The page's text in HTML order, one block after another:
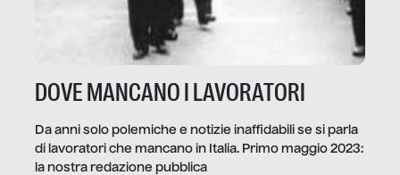
DOVE MANCANO I LAVORATORI
Da anni solo polemiche e notizie inaffidabili se si parla
di lavoratori che mancano in Italia. Primo maggio 2023:
la nostra redazione pubblica